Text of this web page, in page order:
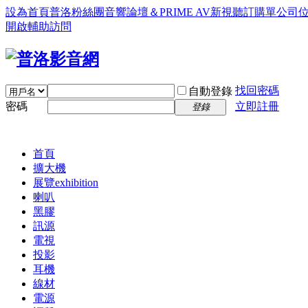
設為首頁普洛粉絲團音響論壇＆PRIME AV新視聽訂購單公司
開啟輔助訪問
自動登錄 找回密碼
密碼
登錄 立即註冊
首頁
擴大機
展覽exhibition
喇叭
黑膠
訊源
電視
投影
耳機
線材
電源